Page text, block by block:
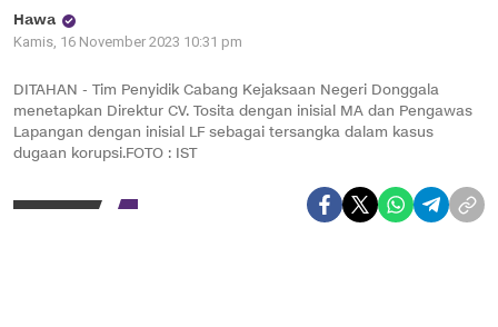
Hawa
Kamis, 16 November 2023 10:31 pm
DITAHAN - Tim Penyidik Cabang Kejaksaan Negeri Donggala
menetapkan Direktur CV. Tosita dengan inisial MA dan Pengawas
Lapangan dengan inisial LF sebagai tersangka dalam kasus
dugaan korupsi.FOTO : IST